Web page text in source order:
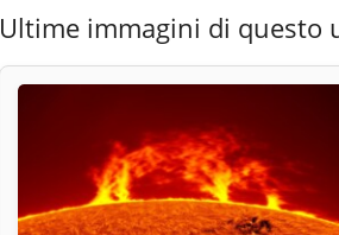
Ultime immagini di questo